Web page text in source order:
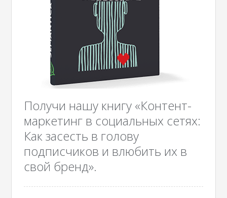
Получи нашу книгу «Контент-
маркетинг в социальных сетях:
Как засесть в голову
подписчиков и влюбить их в
свой бренд».